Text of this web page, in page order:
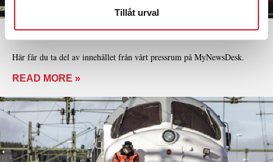
Tillåt urval
Här får du ta del av innehållet från vårt pressrum på MyNewsDesk.
READ MORE »